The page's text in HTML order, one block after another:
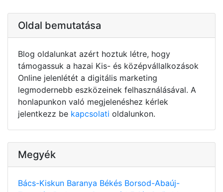
Oldal bemutatása
Blog oldalunkat azért hoztuk létre, hogy
támogassuk a hazai Kis- és középvállalkozások
Online jelenlétét a digitális marketing
legmodernebb eszközeinek felhasználásával. A
honlapunkon való megjelenéshez kérlek
jelentkezz be kapcsolati oldalunkon.
Megyék
Bács-Kiskun Baranya Békés Borsod-Abaúj-